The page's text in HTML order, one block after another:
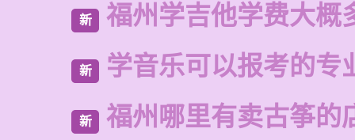
新 福州学吉他学费大概
新 学音乐可以报考的专
新 福州哪里有卖古筝的